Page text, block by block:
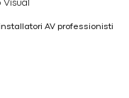
AV professionisti